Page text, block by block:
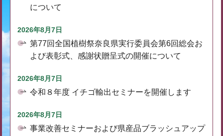
について
2026年8月7日
第77回全国植樹祭奈良県実行委員会第6回総会お
よび表彰式、感謝状贈呈式の開催について
2026年8月7日
令和８年度 イチゴ輸出セミナーを開催します
2026年8月7日
事業改善セミナーおよび県産品ブラッシュアップ